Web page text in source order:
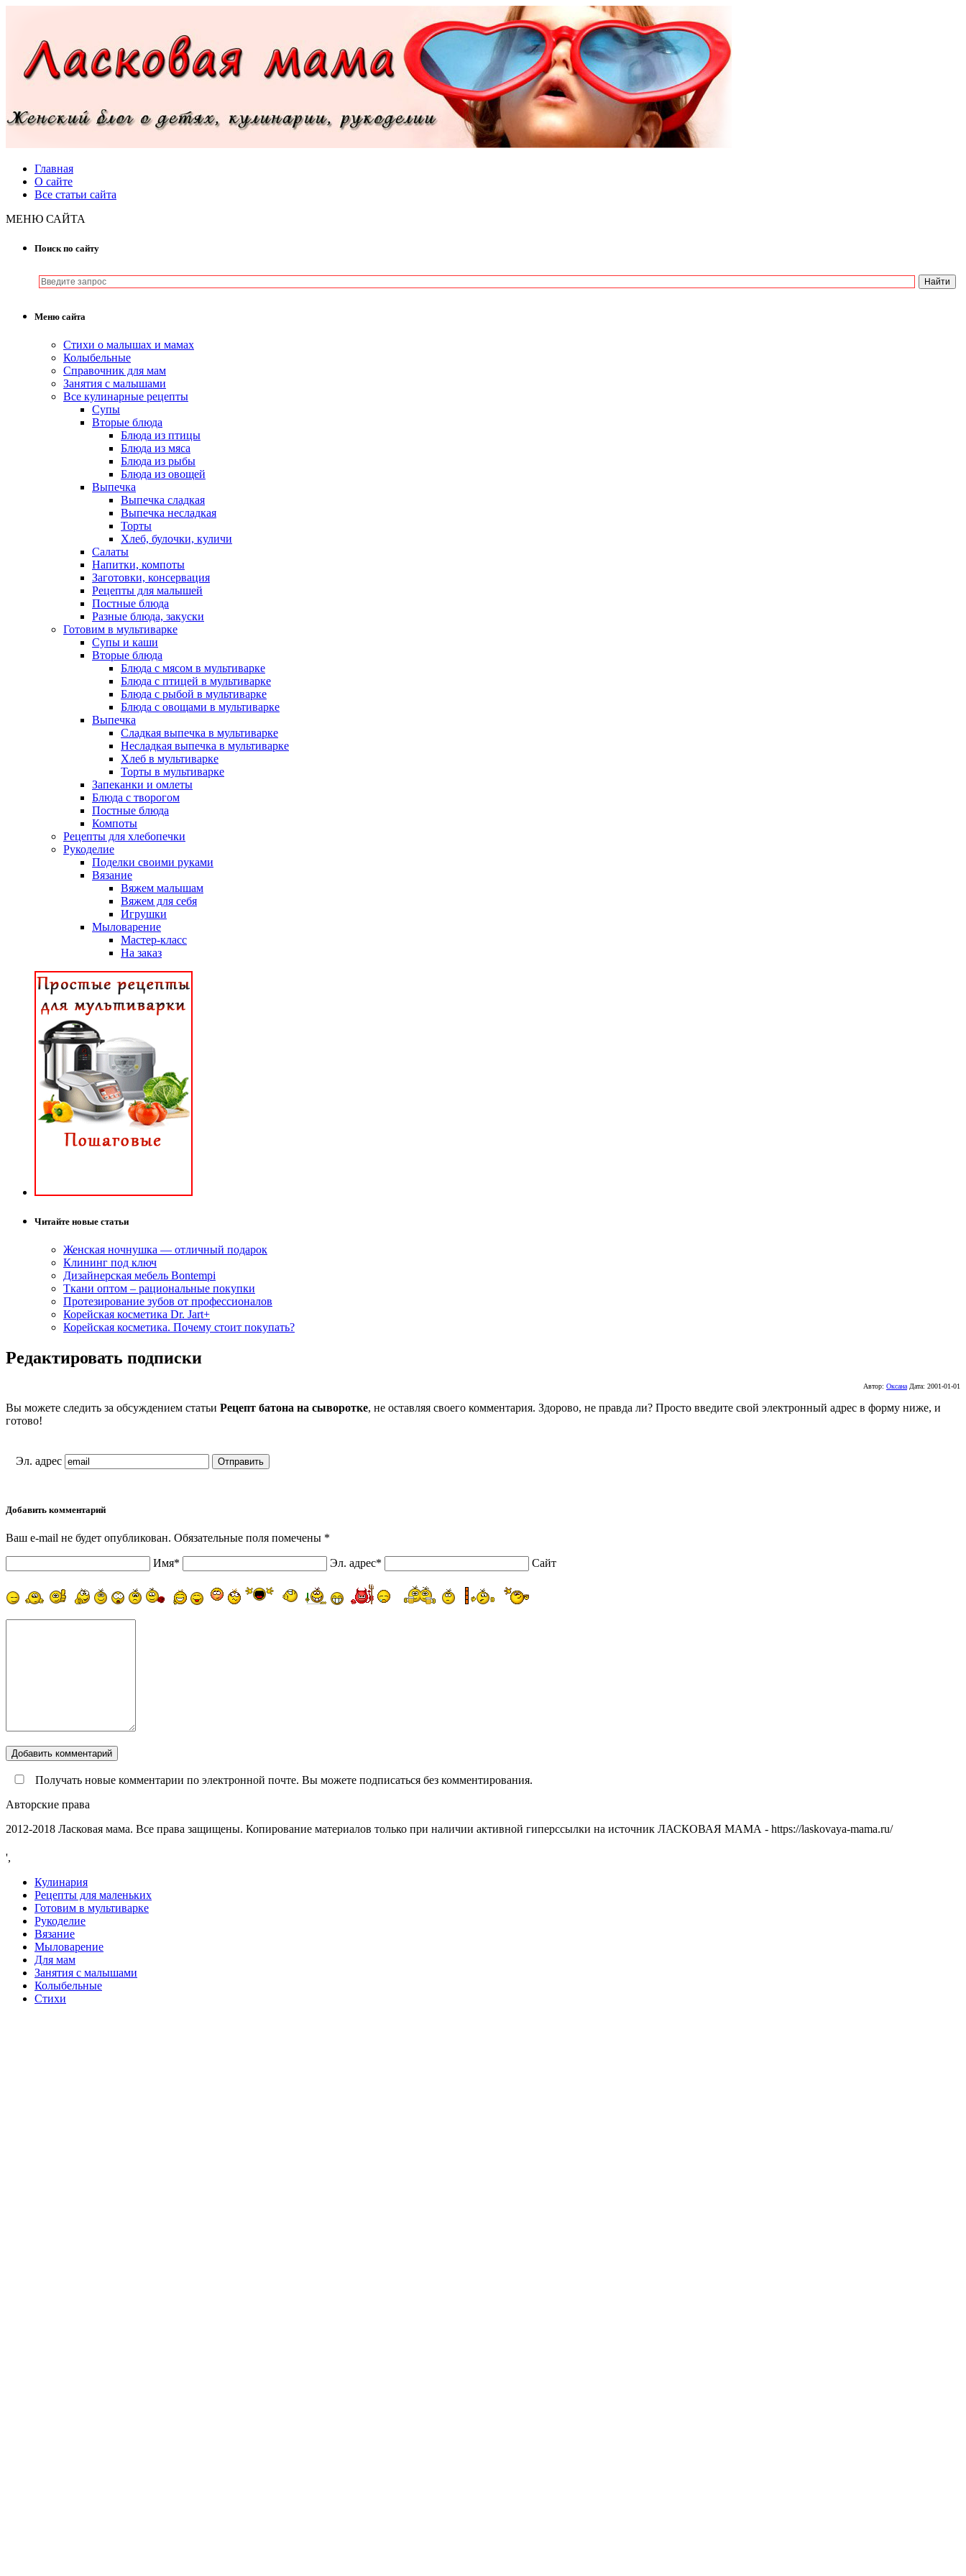
Главная
О сайте
Все статьи сайта
МЕНЮ САЙТА
Поиск по сайту
Меню сайта
Стихи о малышах и мамах
Колыбельные
Справочник для мам
Занятия с малышами
Все кулинарные рецепты
Супы
Вторые блюда
Блюда из птицы
Блюда из мяса
Блюда из рыбы
Блюда из овощей
Выпечка
Выпечка сладкая
Выпечка несладкая
Торты
Хлеб, булочки, куличи
Салаты
Напитки, компоты
Заготовки, консервация
Рецепты для малышей
Постные блюда
Разные блюда, закуски
Готовим в мультиварке
Супы и каши
Вторые блюда
Блюда с мясом в мультиварке
Блюда с птицей в мультиварке
Блюда с рыбой в мультиварке
Блюда с овощами в мультиварке
Выпечка
Сладкая выпечка в мультиварке
Несладкая выпечка в мультиварке
Хлеб в мультиварке
Торты в мультиварке
Запеканки и омлеты
Блюда с творогом
Постные блюда
Компоты
Рецепты для хлебопечки
Рукоделие
Поделки своими руками
Вязание
Вяжем малышам
Вяжем для себя
Игрушки
Мыловарение
Мастер-класс
На заказ
Читайте новые статьи
Женская ночнушка — отличный подарок
Клининг под ключ
Дизайнерская мебель Bontempi
Ткани оптом – рациональные покупки
Протезирование зубов от профессионалов
Корейская косметика Dr. Jart+
Корейская косметика. Почему стоит покупать?
Редактировать подписки
Автор: Оксана Дата: 2001-01-01
Вы можете следить за обсуждением статьи Рецепт батона на сыворотке, не оставляя своего комментария. Здорово, не правда ли? Просто введите свой электронный адрес в форму ниже, и
готово!
Эл. адрес
Добавить комментарий
Ваш e-mail не будет опубликован. Обязательные поля помечены *
Имя* Эл. адрес* Сайт
Получать новые комментарии по электронной почте. Вы можете подписаться без комментирования.
Авторские права
2012-2018 Ласковая мама. Все права защищены. Копирование материалов только при наличии активной гиперссылки на источник ЛАСКОВАЯ МАМА - https://laskovaya-mama.ru/
',
Кулинария
Рецепты для маленьких
Готовим в мультиварке
Рукоделие
Вязание
Мыловарение
Для мам
Занятия с малышами
Колыбельные
Стихи